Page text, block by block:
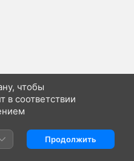
чтобы
в соответствии
Продолжить